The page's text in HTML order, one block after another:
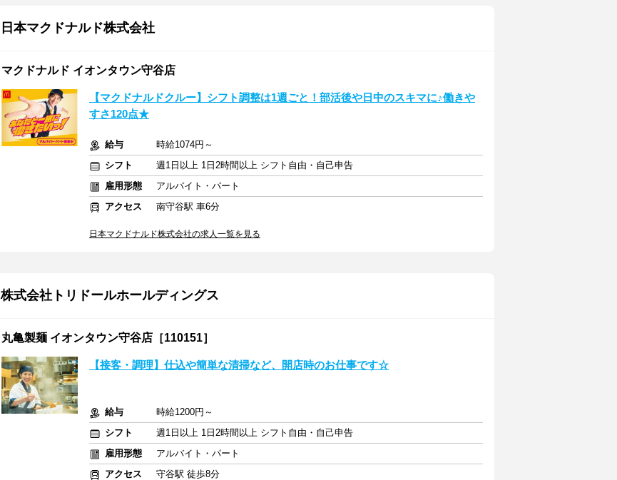
日本マクドナルド株式会社
マクドナルド イオンタウン守谷店
【マクドナルドクルー】シフト調整は1週ごと！部活後や日中のスキマに♪働きや
すさ120点★
給与
時給1074円～
シフト
週1日以上 1日2時間以上 シフト自由・自己申告
雇用形態
アルバイト・パート
アクセス
南守谷駅 車6分
日本マクドナルド株式会社の求人一覧を見る
株式会社トリドールホールディングス
丸亀製麺 イオンタウン守谷店［110151］
【接客・調理】仕込や簡単な清掃など、開店時のお仕事です☆
給与
時給1200円～
シフト
週1日以上 1日2時間以上 シフト自由・自己申告
雇用形態
アルバイト・パート
アクセス
守谷駅 徒歩8分